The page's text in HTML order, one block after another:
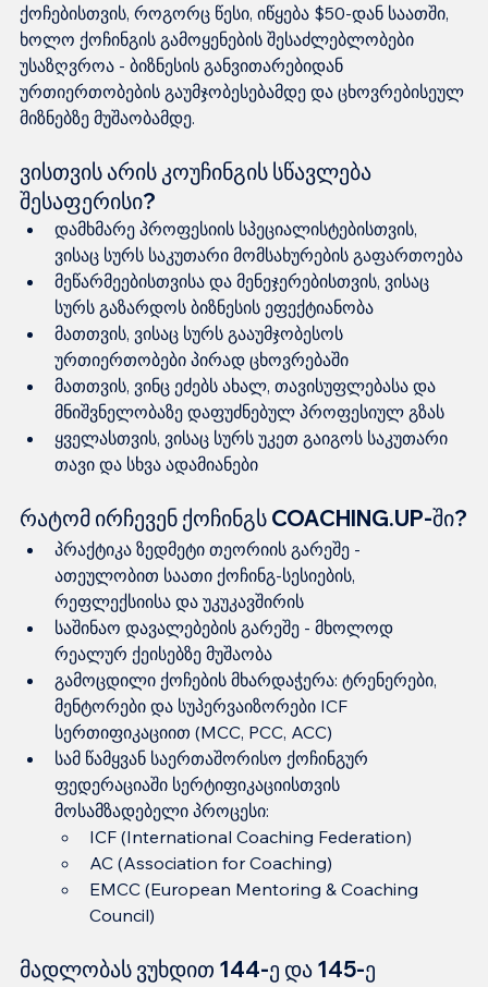
ქოჩებისთვის, როგორც წესი, იწყება $50-დან საათში,
ხოლო ქოჩინგის გამოყენების შესაძლებლობები
უსაზღვროა - ბიზნესის განვითარებიდან
ურთიერთობების გაუმჯობესებამდე და ცხოვრებისეულ
მიზნებზე მუშაობამდე.
ვისთვის არის კოუჩინგის სწავლება
შესაფერისი?
დამხმარე პროფესიის სპეციალისტებისთვის,
ვისაც სურს საკუთარი მომსახურების გაფართოება
მეწარმეებისთვისა და მენეჯერებისთვის, ვისაც
სურს გაზარდოს ბიზნესის ეფექტიანობა
მათთვის, ვისაც სურს გააუმჯობესოს
ურთიერთობები პირად ცხოვრებაში
მათთვის, ვინც ეძებს ახალ, თავისუფლებასა და
მნიშვნელობაზე დაფუძნებულ პროფესიულ გზას
ყველასთვის, ვისაც სურს უკეთ გაიგოს საკუთარი
თავი და სხვა ადამიანები
რატომ ირჩევენ ქოჩინგს COACHING.UP-ში?
პრაქტიკა ზედმეტი თეორიის გარეშე -
ათეულობით საათი ქოჩინგ-სესიების,
რეფლექსიისა და უკუკავშირის
საშინაო დავალებების გარეშე - მხოლოდ
რეალურ ქეისებზე მუშაობა
გამოცდილი ქოჩების მხარდაჭერა: ტრენერები,
მენტორები და სუპერვაიზორები ICF
სერთიფიკაციით (MCC, PCC, ACC)
სამ წამყვან საერთაშორისო ქოჩინგურ
ფედერაციაში სერტიფიკაციისთვის
მოსამზადებელი პროცესი:
ICF (International Coaching Federation)
AC (Association for Coaching)
EMCC (European Mentoring & Coaching
Council)
მადლობას ვუხდით 144-ე და 145-ე